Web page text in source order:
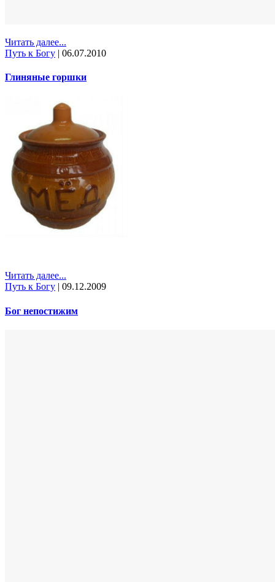
Читать далее...
Путь к Богу | 06.07.2010
Глиняные горшки
Читать далее...
Путь к Богу | 09.12.2009
Бог непостижим